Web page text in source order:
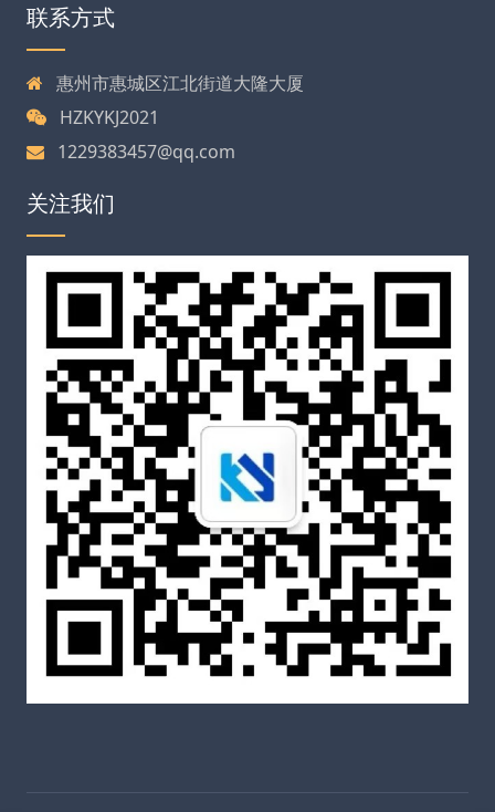
联系方式
惠州市惠城区江北街道大隆大厦
HZKYKJ2021
1229383457@qq.com
关注我们